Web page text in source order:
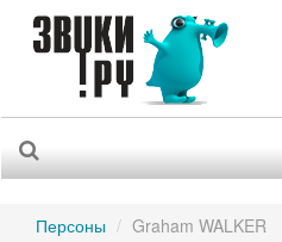
Персоны Graham WALKER